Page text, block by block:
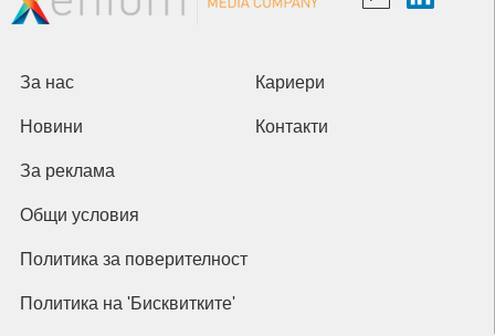
За нас Кариери
Новини Контакти
За реклама
Общи условия
Политика за поверителност
Политика на 'Бисквитките'